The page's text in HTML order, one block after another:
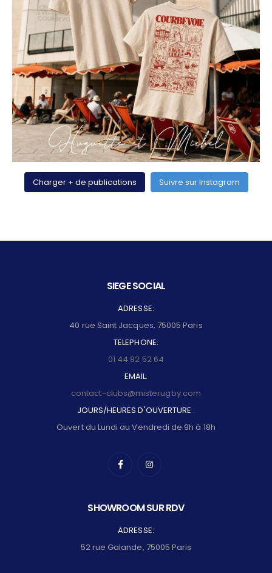
Charger + de publications Suivre sur Instagram
SIEGE SOCIAL
ADRESSE:
40 rue Saint Jacques, 75005 Paris
TELEPHONE:
01 44 82 52 64
EMAIL:
contact-clubs@misterugby.com
JOURS/HEURES D'OUVERTURE :
Ouvert du Lundi au Vendredi de 9h à 18h
SHOWROOM SUR RDV
ADRESSE:
52 rue Galande, 75005 Paris